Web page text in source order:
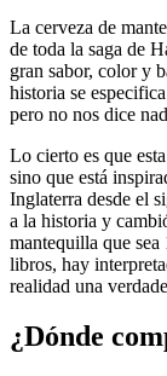
La cerveza de
de toda la saga de
gran sabor, color y
historia se
pero no nos dice
Lo cierto es que
sino que está
Inglaterra desde el
a la historia y
mantequilla que
libros, hay
realidad una
¿Dónde